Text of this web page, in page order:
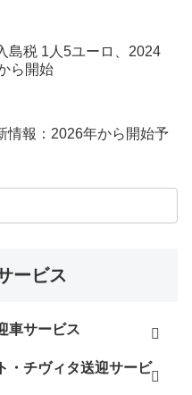
島税 1人5ユーロ、2024
ら開始
情報：2026年から開始予
ービス
車サービス
・チヴィタ送迎サービ